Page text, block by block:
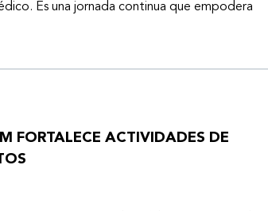
Es una jornada continua que empodera
FORTALECE ACTIVIDADES DE